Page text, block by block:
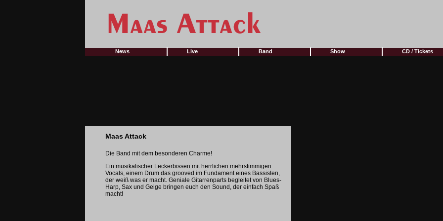
News Live Band Show CD / Tickets
Maas Attack
Die Band mit dem besonderen Charme!
Ein musikalischer Leckerbissen mit herrlichen mehrstimmigen
Vocals, einem Drum das grooved im Fundament eines Bassisten,
der weiß was er macht. Geniale Gitarrenparts begleitet von Blues-
Harp, Sax und Geige bringen euch den Sound, der einfach Spaß
macht!